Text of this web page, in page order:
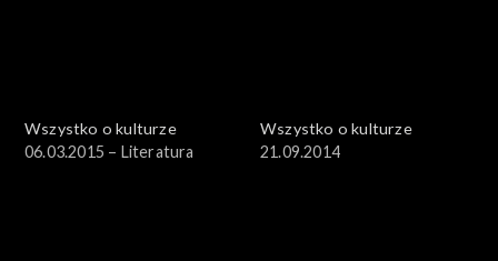
Wszystko o kulturze
06.03.2015 – Literatura
Wszystko o kulturze
21.09.2014